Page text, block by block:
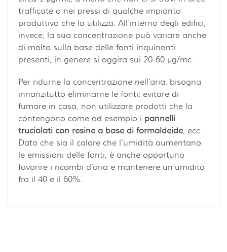
trafficate o nei pressi di qualche impianto
produttivo che la utilizza. All’interno degli edifici,
invece, la sua concentrazione può variare anche
di molto sulla base delle fonti inquinanti
presenti; in genere si aggira sui 20-60 µg/mc.
Per ridurne la concentrazione nell’aria, bisogna
innanzitutto eliminarne le fonti: evitare di
fumare in casa, non utilizzare prodotti che la
contengono come ad esempio i pannelli
truciolati con resine a base di formaldeide, ecc.
Dato che sia il calore che l’umidità aumentano
le emissioni delle fonti, è anche opportuno
favorire i ricambi d’aria e mantenere un’umidità
fra il 40 e il 60%.